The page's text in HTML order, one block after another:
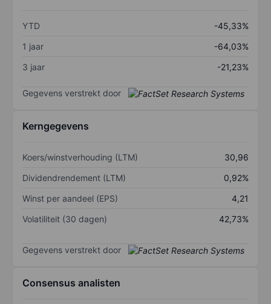
YTD
-45,33%
1 jaar
-64,03%
3 jaar
-21,23%
Gegevens verstrekt door
Kerngegevens
Koers/winstverhouding (LTM)
30,96
Dividendrendement (LTM)
0,92%
Winst per aandeel (EPS)
4,21
Volatiliteit (30 dagen)
42,73%
Gegevens verstrekt door
Consensus analisten